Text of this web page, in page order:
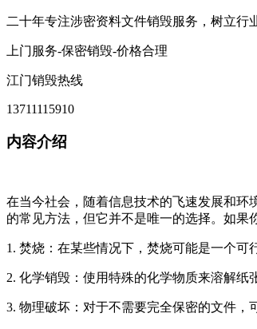
二十年专注涉密资料文件销毁服务，树立行
上门服务-保密销毁-价格合理
江门销毁热线
13711115910
内容介绍
在当今社会，随着信息技术的飞速发展和环
的常见方法，但它并不是唯一的选择。如果
1. 焚烧：在某些情况下，焚烧可能是一个可
2. 化学销毁：使用特殊的化学物质来溶解纸
3. 物理破坏：对于不需要完全保密的文件，